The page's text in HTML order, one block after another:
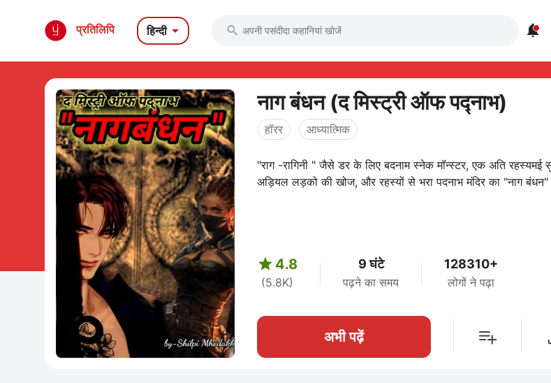
प्रतिलिपि हिन्दी  
नाग बंधन (द मिस्ट्री ऑफ पद्नाभ)
हॉरर आध्यात्मिक
"राग -रागिनी " जैसे डर के लिए बदनाम स्नेक मॉन्स्टर, एक अति रहस्यमई
अड़ियल लड़को की खोज, और रहस्यों से भरा पदनाभ मंदिर का "नाग बंधन"
 4.8
(5.8K)
9 घंटे
पढ़ने का समय
128310+
लोगों ने पढ़ा
अभी पढ़ें